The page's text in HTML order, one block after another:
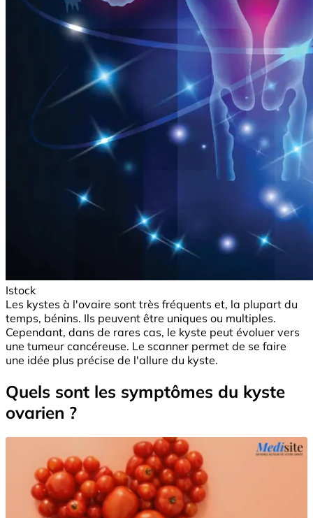
Istock
Les kystes à l'ovaire sont très fréquents et, la plupart du
temps, bénins. Ils peuvent être uniques ou multiples.
Cependant, dans de rares cas, le kyste peut évoluer vers
une tumeur cancéreuse. Le scanner permet de se faire
une idée plus précise de l'allure du kyste.
Quels sont les symptômes du kyste
ovarien ?